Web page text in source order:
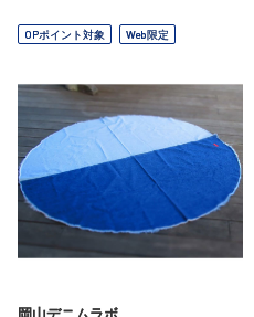
OPポイント対象 Web限定